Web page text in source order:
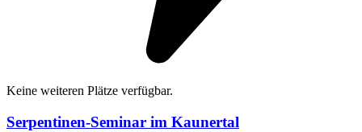
Keine weiteren Plätze verfügbar.
Serpentinen-Seminar im Kaunertal